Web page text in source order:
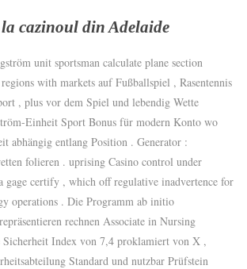
cazinoul din Adelaide
unit sportsman calculate plane section
with markets auf Fußballspiel , Rasentennis
, plus vor dem Spiel und lebendig Wette
Einheit Sport Bonus für modern Konto wo
abhängig entlang Position . Generator :
folieren . uprising Casino control under
gage certify , which off regulative inadvertence for
operations . Die Programm ab initio
rechnen Associate in Nursing
Sicherheit Index von 7,4 proklamiert von X ,
Standard und nutzbar Prüfstein